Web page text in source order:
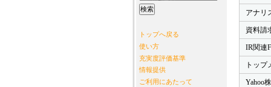
トップへ戻る
使い方
充実度評価基準
情報提供
ご利用にあたって
アナリ
資料請
IR関連
トップ
Yahoo